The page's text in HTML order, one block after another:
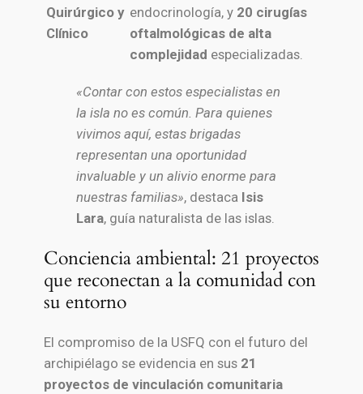
Quirúrgico y
Clínico
endocrinología, y 20 cirugías
oftalmológicas de alta
complejidad especializadas.
«Contar con estos especialistas en
la isla no es común. Para quienes
vivimos aquí, estas brigadas
representan una oportunidad
invaluable y un alivio enorme para
nuestras familias», destaca Isis
Lara, guía naturalista de las islas.
Conciencia ambiental: 21 proyectos
que reconectan a la comunidad con
su entorno
El compromiso de la USFQ con el futuro del
archipiélago se evidencia en sus 21
proyectos de vinculación comunitaria